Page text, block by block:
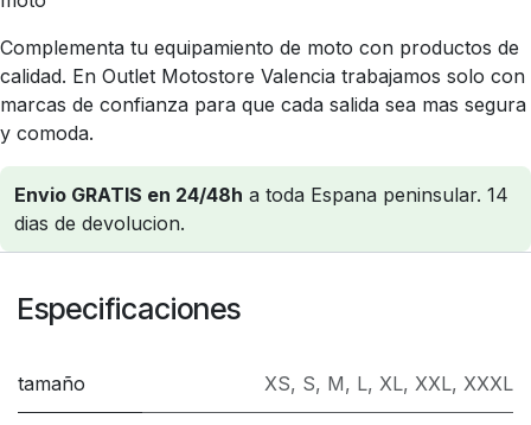
Complementa tu equipamiento de moto con productos de
calidad. En Outlet Motostore Valencia trabajamos solo con
marcas de confianza para que cada salida sea mas segura
y comoda.
Envio GRATIS en 24/48h a toda Espana peninsular. 14
dias de devolucion.
Especificaciones
tamaño XS, S, M, L, XL, XXL, XXXL